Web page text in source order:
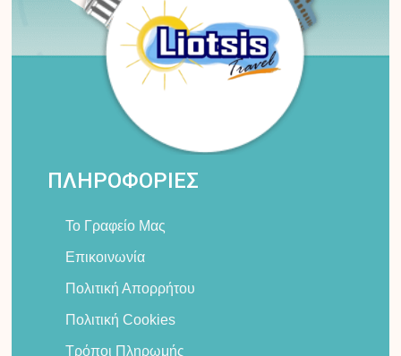
ΠΛΗΡΟΦΟΡΙΕΣ
Το Γραφείο Μας
Επικοινωνία
Πολιτική Απορρήτου
Πολιτική Cookies
Τρόποι Πληρωμής